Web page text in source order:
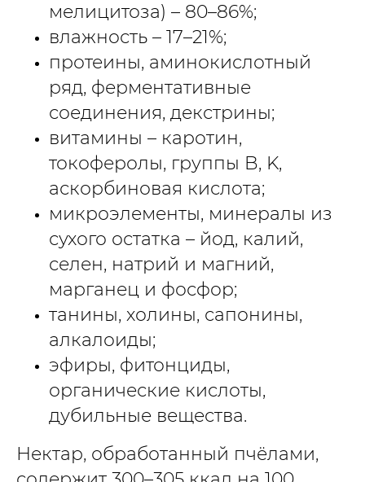
мелицитоза) – 80–86%;
влажность – 17–21%;
протеины, аминокислотный
ряд, ферментативные
соединения, декстрины;
витамины – каротин,
токоферолы, группы B, K,
аскорбиновая кислота;
микроэлементы, минералы из
сухого остатка – йод, калий,
селен, натрий и магний,
марганец и фосфор;
танины, холины, сапонины,
алкалоиды;
эфиры, фитонциды,
органические кислоты,
дубильные вещества.
Нектар, обработанный пчёлами,